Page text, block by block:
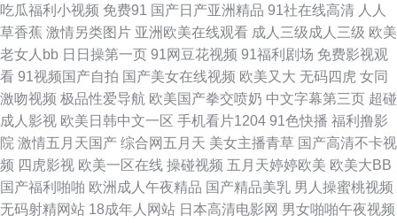
费鲁丝片 97超碰综合 欧美v日韩v亚 中文字幕有码在线 久久久肏 亚洲日本中
文字幕天 国产区在线观看 特黄特色三级在线观看 国产高清在线精 日韩无人
区码卡二卡1 成人黄色AⅤ网站 日本女优天堂网页 99爱网页版 哪个网站看电
视剧最全还免费 91一区二区视频 欧美中文精品 97色伦综合网 日韩性爱在线
观看 国产福利久久草 日韩伊人色 草逼网址 欧美午夜激情精品 最新3p国产
吃瓜福利小视频 免费91 国产日产亚洲精品 91社在线高清 人人
草香蕉 激情另类图片 亚洲欧美在线观看 成人三级成人三级 欧美
老女人bb 日日操第一页 91网豆花视频 91福利剧场 免费影视观
看 91视频国产自拍 国产美女在线视频 欧美又大 无码四虎 女同
激吻视频 极品性爱导航 欧美国产拳交喷奶 中文字幕第三页 超碰
成人影视 欧美日韩中文一区 手机看片1204 91色快播 福利撸影
院 激情五月天国产 综合网五月天 美女主播青草 国产高清不卡视
频 四虎影视 欧美一区在线 操碰视频 五月天婷婷欧美 欧美大BB
国产福利啪啪 欧洲成人午夜精品 国产精品美乳 男人操蜜桃视频
无码射精网站 18成年人网站 日本高清电影网 男女啪啪午夜视频